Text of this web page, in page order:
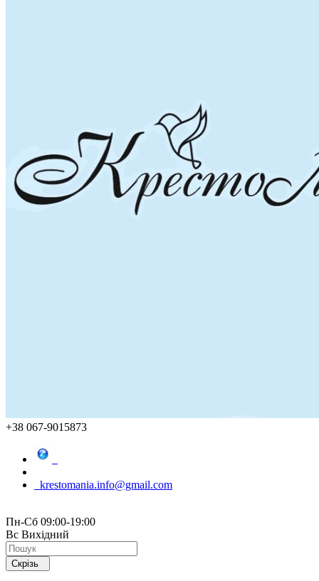
+38 067-9015873
krestomania.info@gmail.com
Пн-Сб 09:00-19:00
Вс Вихідний
Скрізь